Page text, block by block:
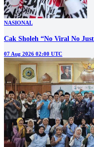
NASIONAL
Cak Sholeh “No Viral No
07 Aug 2026 02:00 UTC